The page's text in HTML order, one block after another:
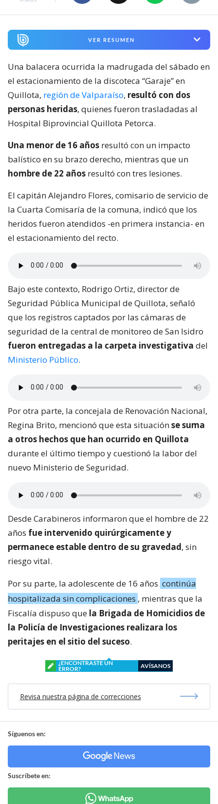
VER RESUMEN
Una balacera ocurrida la madrugada del sábado en
el estacionamiento de la discoteca “Garaje” en
Quillota, región de Valparaíso, resultó con dos
personas heridas, quienes fueron trasladadas al
Hospital Biprovincial Quillota Petorca.
Una menor de 16 años resultó con un impacto
balístico en su brazo derecho, mientras que un
hombre de 22 años resultó con tres lesiones.
El capitán Alejandro Flores, comisario de servicio de
la Cuarta Comisaría de la comuna, indicó que los
heridos fueron atendidos -en primera instancia- en
el estacionamiento del recto.
Bajo este contexto, Rodrigo Ortiz, director de
Seguridad Pública Municipal de Quillota, señaló
que los registros captados por las cámaras de
seguridad de la central de monitoreo de San Isidro
fueron entregadas a la carpeta investigativa del
Ministerio Público.
Por otra parte, la concejala de Renovación Nacional,
Regina Brito, mencionó que esta situaciónse suma
a otros hechos que han ocurrido en Quillota
durante el último tiempo y cuestionó la labor del
nuevo Ministerio de Seguridad.
Desde Carabineros informaron que el hombre de 22
años fue intervenido quirúrgicamente y
permanece estable dentro de su gravedad, sin
riesgo vital.
Por su parte, la adolescente de 16 años continúa
hospitalizada sin complicaciones , mientras que la
Fiscalía dispuso que la Brigada de Homicidios de
la Policía de Investigaciones realizara los
peritajes en el sitio del suceso.
¿ENCONTRASTE UN
ERROR?
AVÍSANOS
Revisa nuestra página de correcciones
Síguenos en:
Suscríbete en: